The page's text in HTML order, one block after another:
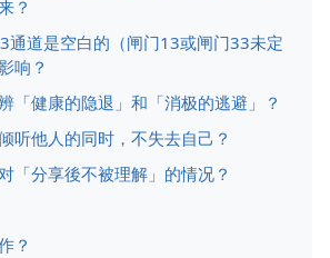
？
通道是空白的（闸门13或闸门33未定
响？
「健康的隐退」和「消极的逃避」？
听他人的同时，不失去自己？
「分享後不被理解」的情况？
？